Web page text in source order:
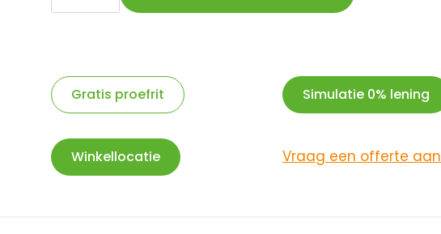
Gratis proefrit Simulatie 0% lening
Winkellocatie Vraag een offerte aan